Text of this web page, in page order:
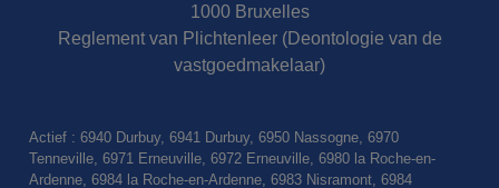
1000 Bruxelles
Reglement van Plichtenleer (Deontologie van de
vastgoedmakelaar)
Actief : 6940 Durbuy, 6941 Durbuy, 6950 Nassogne, 6970
Tenneville, 6971 Erneuville, 6972 Erneuville, 6980 la Roche-en-
Ardenne, 6984 la Roche-en-Ardenne, 6983 Nisramont, 6984